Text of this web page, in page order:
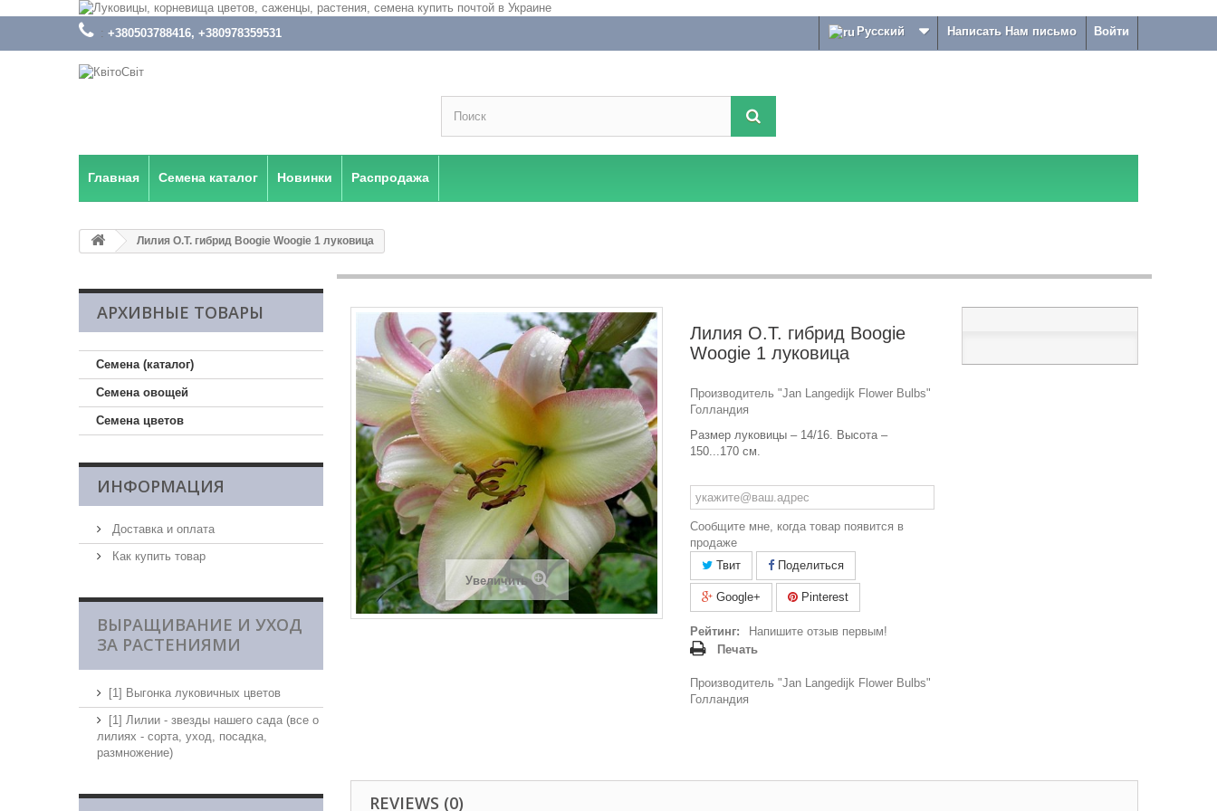
Войти
Написать Нам письмо
: +380503788416, +380978359531 Русский
Главная Семена каталог Новинки Распродажа
Лилия О.Т. гибрид Boogie Woogie 1 луковица
АРХИВНЫЕ ТОВАРЫ
Семена (каталог)
Семена овощей
Семена цветов
ИНФОРМАЦИЯ
Доставка и оплата
Как купить товар
ВЫРАЩИВАНИЕ И УХОД
ЗА РАСТЕНИЯМИ
[1] Выгонка луковичных цветов
[1] Лилии - звезды нашего сада (все о
лилиях - сорта, уход, посадка,
размножение)
Увеличить
Лилия О.Т. гибрид Boogie
Woogie 1 луковица
Производитель "Jan Langedijk Flower Bulbs"
Голландия
Размер луковицы – 14/16. Высота –
150...170 см.
Сообщите мне, когда товар появится в
продаже
Твит
Поделиться
Google+ Pinterest
Рейтинг:
Напишите отзыв первым!
Печать
Производитель "Jan Langedijk Flower Bulbs"
Голландия
REVIEWS (0)